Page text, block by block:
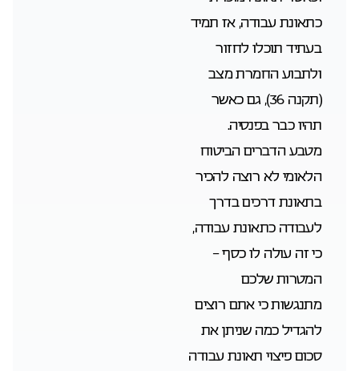
כתאונת עבודה, אז תמיד
בעתיד תוכלו לחזור
ולתבוע החמרת מצב
(תקנה36), גם כאשר
תהיו כבר בפנסיה.
מטבע הדברים הביטוח
הלאומי לא רוצה להכיר
בתאונת דרכים בדרך
לעבודה כתאונת עבודה,
כי זה עולה לו כסף –
המטרות שלכם
מתנגשות כי אתם רוצים
להגדיל כמה שניתן את
סכום פיצוי תאונת עבודה